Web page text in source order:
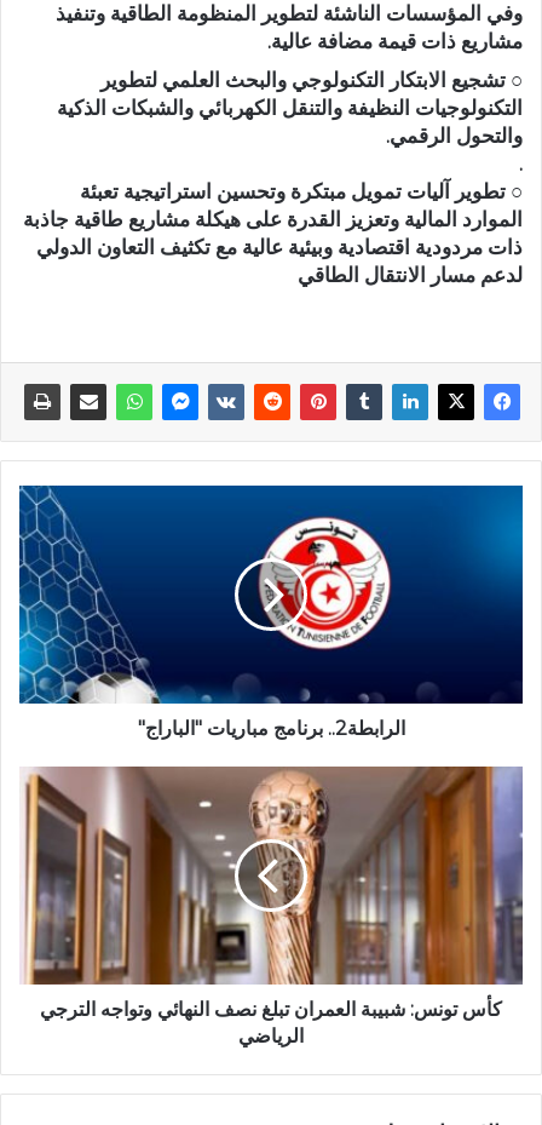
وفي المؤسسات الناشئة لتطوير المنظومة الطاقية وتنفيذ
مشاريع ذات قيمة مضافة عالية.
○ تشجيع الابتكار التكنولوجي والبحث العلمي لتطوير
التكنولوجيات النظيفة والتنقل الكهربائي والشبكات الذكية
والتحول الرقمي.
.
○ تطوير آليات تمويل مبتكرة وتحسين استراتيجية تعبئة
الموارد المالية وتعزيز القدرة على هيكلة مشاريع طاقية جاذبة
ذات مردودية اقتصادية وبيئية عالية مع تكثيف التعاون الدولي
لدعم مسار الانتقال الطاقي
الرابطة2.. برنامج مباريات "الباراج"
كأس تونس: شبيبة العمران تبلغ نصف النهائي وتواجه الترجي
الرياضي